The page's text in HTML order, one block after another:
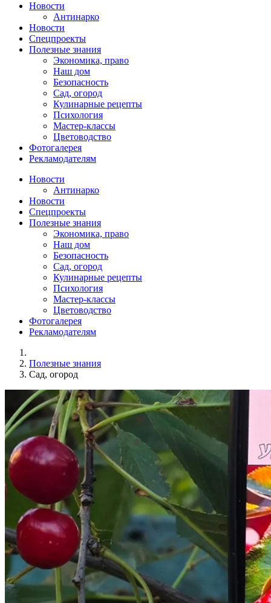
Новости
Антинарко
Новости
Спецпроекты
Полезные знания
Экономика, право
Наш дом
Безопасность
Сад, огород
Кулинарные рецепты
Психология
Мастер-классы
Цветоводство
Фотогалерея
Рекламодателям
Новости
Антинарко
Новости
Спецпроекты
Полезные знания
Экономика, право
Наш дом
Безопасность
Сад, огород
Кулинарные рецепты
Психология
Мастер-классы
Цветоводство
Фотогалерея
Рекламодателям
Полезные знания
Сад, огород